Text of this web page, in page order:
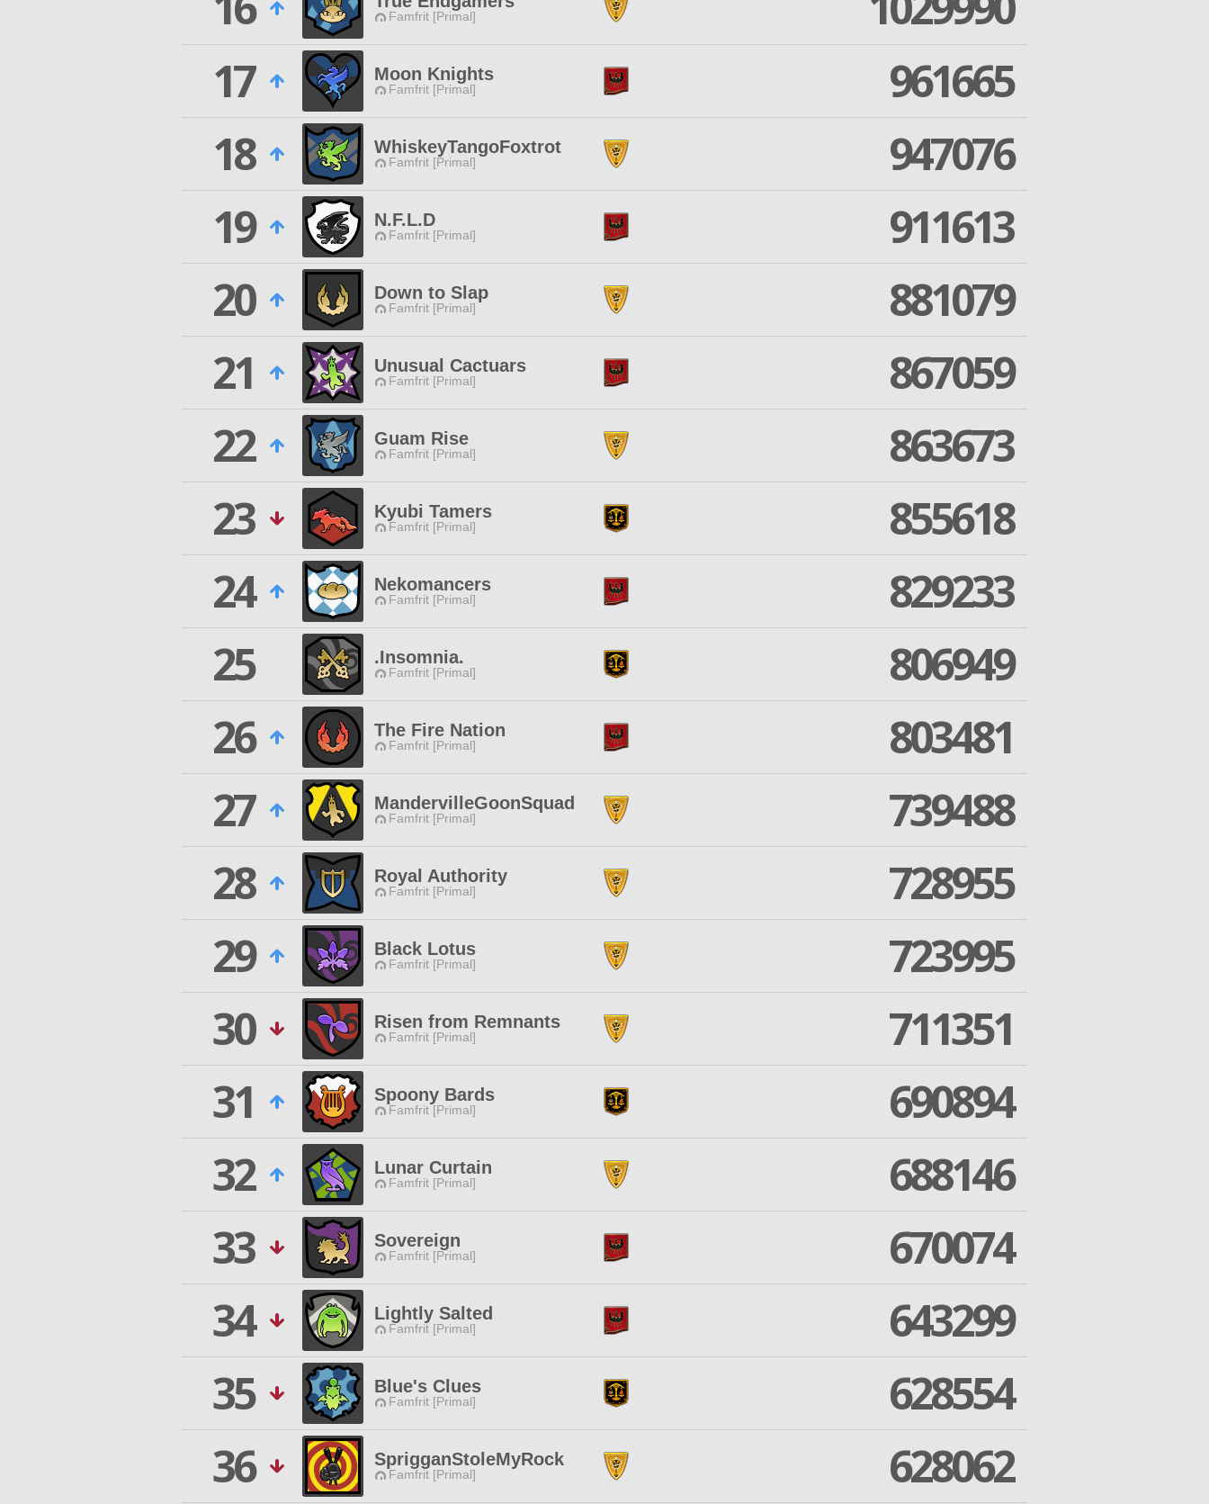
Famfrit [Primal]
17
Moon Knights
Famfrit [Primal]
961665
18
WhiskeyTangoFoxtrot
Famfrit [Primal]
947076
19
N.F.L.D
Famfrit [Primal]
911613
20
Down to Slap
Famfrit [Primal]
881079
21
Unusual Cactuars
Famfrit [Primal]
867059
22
Guam Rise
Famfrit [Primal]
863673
23
Kyubi Tamers
Famfrit [Primal]
855618
24
Nekomancers
Famfrit [Primal]
829233
25
.Insomnia.
Famfrit [Primal]
806949
26
The Fire Nation
Famfrit [Primal]
803481
27
MandervilleGoonSquad
Famfrit [Primal]
739488
28
Royal Authority
Famfrit [Primal]
728955
29
Black Lotus
Famfrit [Primal]
723995
30
Risen from Remnants
Famfrit [Primal]
711351
31
Spoony Bards
Famfrit [Primal]
690894
32
Lunar Curtain
Famfrit [Primal]
688146
33
Sovereign
Famfrit [Primal]
670074
34
Lightly Salted
Famfrit [Primal]
643299
35
Blue's Clues
Famfrit [Primal]
628554
36
SprigganStoleMyRock
Famfrit [Primal] 628062